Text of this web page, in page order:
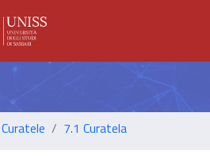
7.1 Curatela